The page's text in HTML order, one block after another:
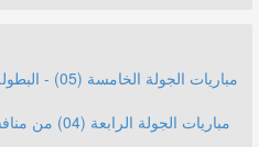
مباريات
مباريات